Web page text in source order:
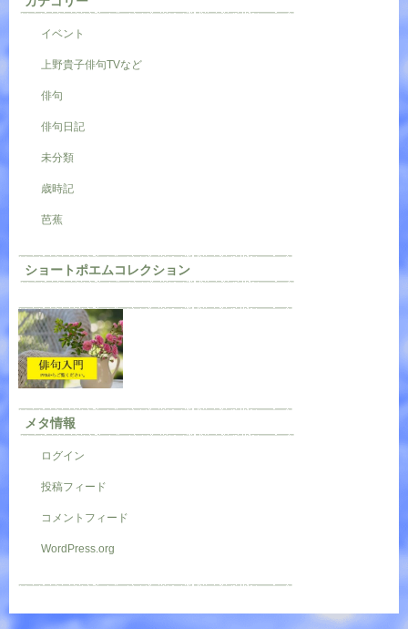
イベント
上野貴子俳句TVなど
俳句
俳句日記
未分類
歳時記
芭蕉
ショートポエムコレクション
メタ情報
ログイン
投稿フィード
コメントフィード
WordPress.org